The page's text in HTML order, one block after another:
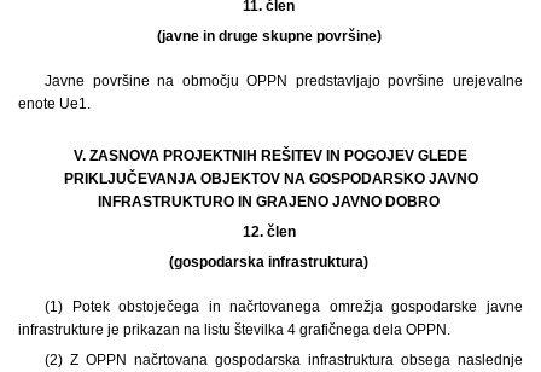
11. člen
(javne in druge skupne površine)
Javne površine na območju OPPN predstavljajo površine urejevalne
enote Ue1.
V. ZASNOVA PROJEKTNIH REŠITEV IN POGOJEV GLEDE
PRIKLJUČEVANJA OBJEKTOV NA GOSPODARSKO JAVNO
INFRASTRUKTURO IN GRAJENO JAVNO DOBRO
12. člen
(gospodarska infrastruktura)
(1) Potek obstoječega in načrtovanega omrežja gospodarske javne
infrastrukture je prikazan na listu številka 4 grafičnega dela OPPN.
(2) Z OPPN načrtovana gospodarska infrastruktura obsega naslednje